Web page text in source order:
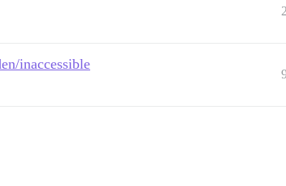
2
inaccessible